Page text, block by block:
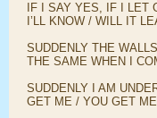
IF I SAY YES, IF I LET
I’LL KNOW / WILL IT
SUDDENLY THE
THE SAME WHEN I
SUDDENLY I AM
GET ME / YOU GET ME